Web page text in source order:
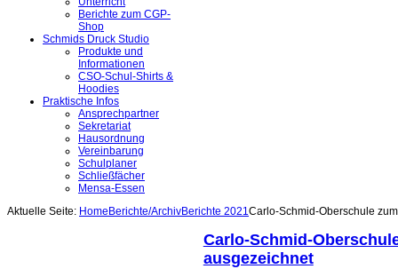
Berichte zum CGP-
Shop
Schmids Druck Studio
Produkte und
Informationen
CSO-Schul-Shirts &
Hoodies
Praktische Infos
Ansprechpartner
Sekretariat
Hausordnung
Vereinbarung
Schulplaner
Schließfächer
Mensa-Essen
Aktuelle Seite: Home Berichte/ArchivBerichte 2021Carlo-Schmid-Oberschule
Carlo-Schmid-
ausgezeichnet